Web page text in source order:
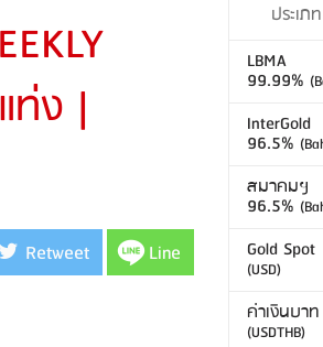
ท่ง |
Retweet Line
ประเภท
LBMA
99.99%
InterGold
96.5%
สมาคมฯ
96.5%
Gold Spot
(USD)
ค่าเงินบาท
(USDTHB)